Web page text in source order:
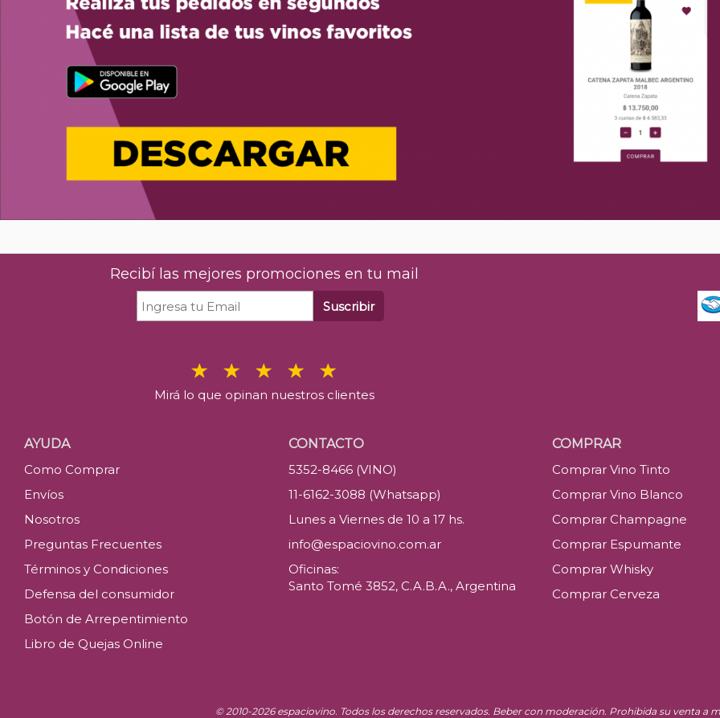
Recibí las mejores promociones en tu mail
Suscribir
Mirá lo que opinan nuestros clientes
AYUDA
Como Comprar
Envíos
Nosotros
Preguntas Frecuentes
Términos y Condiciones
Defensa del consumidor
Botón de Arrepentimiento
Libro de Quejas Online
CONTACTO
5352-8466 (VINO)
11-6162-3088 (Whatsapp)
Lunes a Viernes de 10 a 17 hs.
info@espaciovino.com.ar
Oficinas:
Santo Tomé 3852, C.A.B.A., Argentina
COMPRAR
Comprar Vino Tinto
Comprar Vino Blanco
Comprar Champagne
Comprar Espumante
Comprar Whisky
Comprar Cerveza
© 2010-2026 espaciovino. Todos los derechos reservados. Beber con moderación. Prohibida su venta a